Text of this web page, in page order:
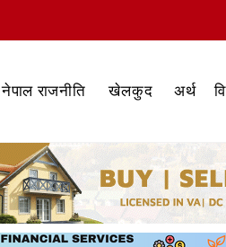
नेपाल राजनीति खेलकुद अर्थ